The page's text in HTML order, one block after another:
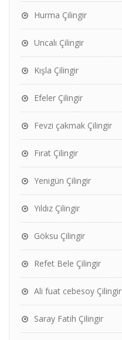
Hurma Çilingir
Uncalı Çilingir
Kışla Çilingir
Efeler Çilingir
Fevzi çakmak Çilingir
Fırat Çilingir
Yenigün Çilingir
Yıldız Çilingir
Göksu Çilingir
Refet Bele Çilingir
Ali fuat cebesoy Çilingir
Saray Fatih Çilingir